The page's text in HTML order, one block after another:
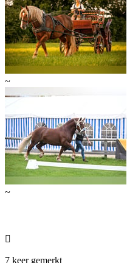
~
~

7 keer gemerkt